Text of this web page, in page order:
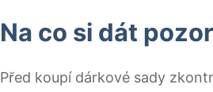
Na co si dát
Před koupí dárkové sady